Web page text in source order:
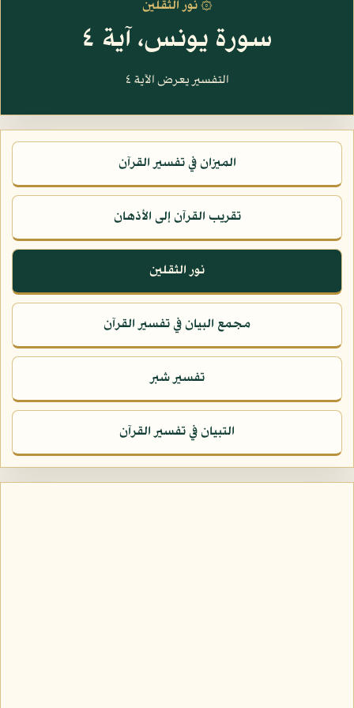
۞ نور الثقلين
سورة يونس، آية ٤
التفسير يعرض الآية ٤
الميزان في تفسير القرآن
تقريب القرآن إلى الأذهان
نور الثقلين
مجمع البيان في تفسير القرآن
تفسير شبر
التبيان في تفسير القرآن